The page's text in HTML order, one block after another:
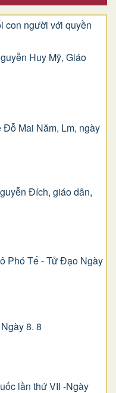
con người với quyền
Huy Mỹ, Giáo
Mai Năm, Lm, ngày
Ðích, giáo dân,
Phó Tế - Tử Đạo Ngày
8. 8
lần thứ VII -Ngày